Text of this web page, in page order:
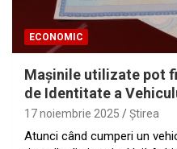
ECONOMIC
Mașinile utilizate pot
de Identitate a
17 noiembrie 2025 Ştirea
Atunci când cumperi un